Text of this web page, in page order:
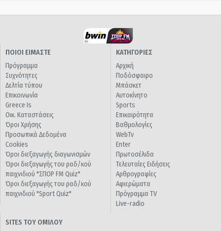
ΠΟΙΟΙ ΕΙΜΑΣΤΕ
Πρόγραμμα
Συχνότητες
Δελτία τύπου
Επικοινωνία
Greece Is
Οικ. Καταστάσεις
Όροι Χρήσης
Προσωπικά Δεδομένα
Cookies
Όροι διεξαγωγής διαγωνισμών
Όροι διεξαγωγής του ραδ/κού
παιχνιδιού "ΣΠΟΡ FM Quiz"
Όροι διεξαγωγής του ραδ/κού
παιχνιδιού "Sport Quiz"
ΚΑΤΗΓΟΡΙΕΣ
Αρχική
Ποδόσφαιρο
Μπάσκετ
Αυτοκίνητο
Sports
Επικαιρότητα
Βαθμολογίες
WebTv
Enter
Πρωτοσέλιδα
Τελευταίες Ειδήσεις
Αρθρογραφίες
Αφιερώματα
Πρόγραμμα TV
Live-radio
SITES ΤΟΥ ΟΜΙΛΟΥ